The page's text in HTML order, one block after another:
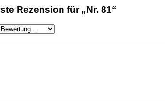
Rezension für „Nr. 81“